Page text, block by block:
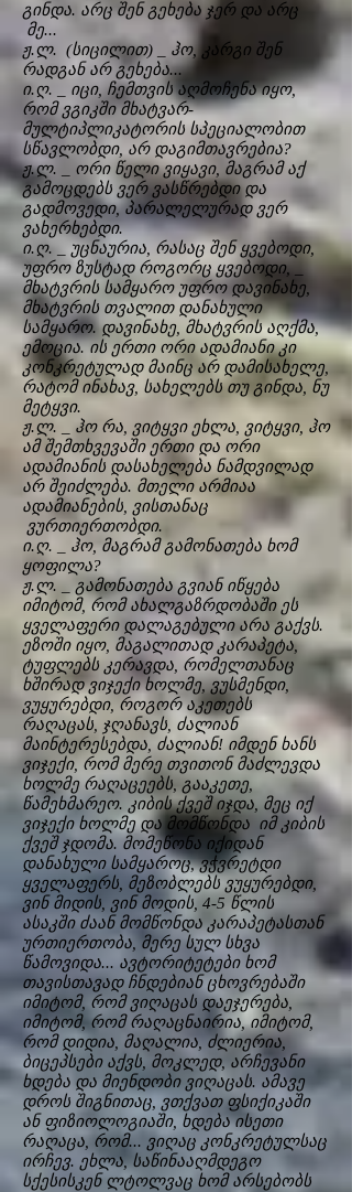
გინდა. არც შენ გეხება ჯერ და არც
მე...
ჟ.ლ. (სიცილით) _ ჰო, კარგი შენ
რადგან არ გეხება...
ი.ღ. _ იცი, ჩემთვის აღმოჩენა იყო,
რომ ვგიკში მხატვარ-
მულტიპლიკატორის სპეციალობით
სწავლობდი, არ დაგიმთავრებია?
ჟ.ლ. _ ორი წელი ვიყავი, მაგრამ აქ
გამოცდებს ვერ ვასწრებდი და
გადმოვედი, პარალელურად ვერ
ვახერხებდი.
ი.ღ. _ უცნაურია, რასაც შენ ყვებოდი,
უფრო ზუსტად როგორც ყვებოდი, _
მხატვრის სამყარო უფრო დავინახე,
მხატვრის თვალით დანახული
სამყარო. დავინახე, მხატვრის აღქმა,
ემოცია. ის ერთი ორი ადამიანი კი
კონკრეტულად მაინც არ დამისახელე,
რატომ ინახავ, სახელებს თუ გინდა, ნუ
მეტყვი.
ჟ.ლ. _ ჰო რა, ვიტყვი ეხლა, ვიტყვი, ჰო
ამ შემთხვევაში ერთი და ორი
ადამიანის დასახელება ნამდვილად
არ შეიძლება. მთელი არმიაა
ადამიანების, ვისთანაც
ვურთიერთობდი.
ი.ღ. _ ჰო, მაგრამ გამონათება ხომ
ყოფილა?
ჟ.ლ. _ გამონათება გვიან იწყება
იმიტომ, რომ ახალგაზრდობაში ეს
ყველაფერი დალაგებული არა გაქვს.
ეზოში იყო, მაგალითად კარაპეტა,
ტუფლებს კერავდა, რომელთანაც
ხშირად ვიჯექი ხოლმე, ვუსმენდი,
ვუყურებდი, როგორ აკეთებს
რაღაცას, ჯღანავს, ძალიან
მაინტერესებდა, ძალიან! იმდენ ხანს
ვიჯექი, რომ მერე თვითონ მაძლევდა
ხოლმე რაღაცეებს, გააკეთე,
წამეხმარეო. კიბის ქვეშ იჯდა, მეც იქ
ვიჯექი ხოლმე და მომწონდა იმ კიბის
ქვეშ ჯდომა. მომეწონა იქიდან
დანახული სამყაროც, ვჭვრეტდი
ყველაფერს, მეზობლებს ვუყურებდი,
ვინ მიდის, ვინ მოდის, 4-5 წლის
ასაკში ძაან მომწონდა კარაპეტასთან
ურთიერთობა, მერე სულ სხვა
წამოვიდა... ავტორიტეტები ხომ
თავისთავად ჩნდებიან ცხოვრებაში
იმიტომ, რომ ვიღაცას დაეჯერება,
იმიტომ, რომ რაღაცნაირია, იმიტომ,
რომ დიდია, მაღალია, ძლიერია,
ბიცეპსები აქვს, მოკლედ, არჩევანი
ხდება და მიენდობი ვიღაცას. ამავე
დროს შიგნითაც, ვთქვათ ფსიქიკაში
ან ფიზიოლოგიაში, ხდება ისეთი
რაღაცა, რომ... ვიღაც კონკრეტულსაც
ირჩევ. ეხლა, საწინააღმდეგო
სქესისკენ ლტოლვაც ხომ არსებობს